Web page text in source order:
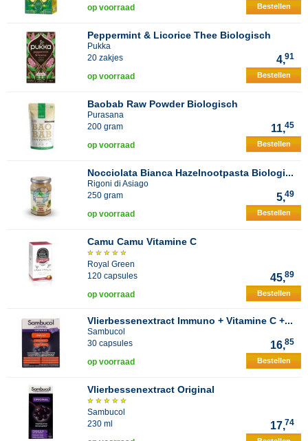
op voorraad Bestellen
Peppermint & Licorice Thee Biologisch
Pukka
20 zakjes
4,91
op voorraad Bestellen
Baobab Raw Powder Biologisch
Purasana
200 gram
11,45
op voorraad Bestellen
Nocciolata Bianca Hazelnootpasta Biologi...
Rigoni di Asiago
250 gram
5,49
op voorraad Bestellen
Camu Camu Vitamine C
Royal Green
120 capsules
45,89
op voorraad Bestellen
Vlierbessenextract Immuno + Vitamine C +...
Sambucol
30 capsules
16,85
op voorraad Bestellen
Vlierbessenextract Original
Sambucol
230 ml
17,74